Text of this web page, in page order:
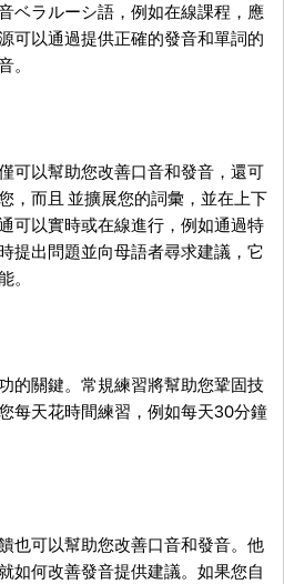
ベラルーシ語，例如在線課程，應
可以通過提供正確的發音和單詞的
。
可以幫助您改善口音和發音，還可
，而且 並擴展您的詞彙，並在上下
可以實時或在線進行，例如通過特
提出問題並向母語者尋求建議，它
。
的關鍵。常規練習將幫助您鞏固技
每天花時間練習，例如每天30分鐘
也可以幫助您改善口音和發音。他
如何改善發音提供建議。如果您自